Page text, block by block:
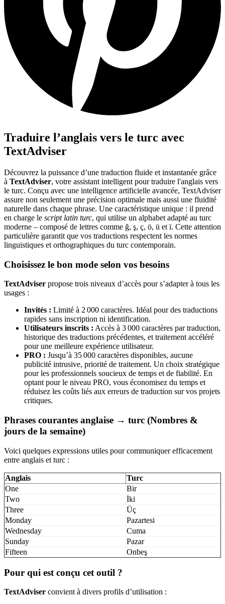
Traduire l’anglais vers le turc avec
TextAdviser
Découvrez la puissance d’une traduction fluide et instantanée grâce
à TextAdviser, votre assistant intelligent pour traduire l'anglais vers
le turc. Conçu avec une intelligence artificielle avancée, TextAdviser
assure non seulement une précision optimale mais aussi une fluidité
naturelle dans chaque phrase. Une caractéristique unique : il prend
en charge le script latin turc, qui utilise un alphabet adapté au turc
moderne – composé de lettres comme ğ, ş, ç, ö, ü et ï. Cette attention
particulière garantit que vos traductions respectent les normes
linguistiques et orthographiques du turc contemporain.
Choisissez le bon mode selon vos besoins
TextAdviser propose trois niveaux d’accès pour s’adapter à tous les
usages :
Invités : Limité à 2 000 caractères. Idéal pour des traductions
rapides sans inscription ni identification.
Utilisateurs inscrits : Accès à 3 000 caractères par traduction,
historique des traductions précédentes, et traitement accéléré
pour une meilleure expérience utilisateur.
PRO : Jusqu’à 35 000 caractères disponibles, aucune
publicité intrusive, priorité de traitement. Un choix stratégique
pour les professionnels soucieux de temps et de fiabilité. En
optant pour le niveau PRO, vous économisez du temps et
réduisez les coûts liés aux erreurs de traduction sur vos projets
critiques.
Phrases courantes anglaise → turc (Nombres &
jours de la semaine)
Voici quelques expressions utiles pour communiquer efficacement
entre anglais et turc :
Anglais
Turc
One
Bir
Two
İki
Three
Üç
Monday
Pazartesi
Wednesday
Cuma
Sunday
Pazar
Fifteen
Onbeş
Pour qui est conçu cet outil ?
TextAdviser convient à divers profils d’utilisation :